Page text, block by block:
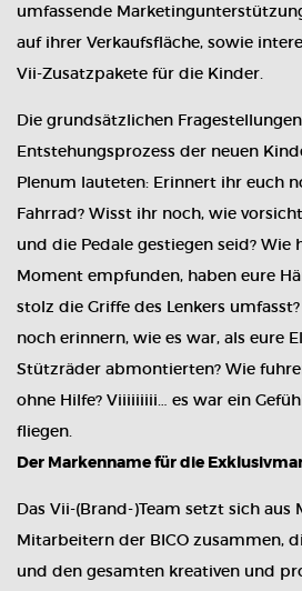
umfassende
auf ihrer Verkaufsfläche, sowie
Vii-Zusatzpakete für die Kinder.
Die grundsätzlichen
Entstehungsprozess der neuen
Plenum lauteten: Erinnert ihr euch
Fahrrad? Wisst ihr noch, wie
und die Pedale gestiegen seid? Wie
Moment empfunden, haben eure
stolz die Griffe des Lenkers
noch erinnern, wie es war, als eure
Stützräder abmontierten? Wie
ohne Hilfe? Viiiiiiiii… es war ein
fliegen.
Der Markenname für die
Das Vii-(Brand-)Team setzt sich
Mitarbeitern der BICO zusammen,
und den gesamten kreativen und